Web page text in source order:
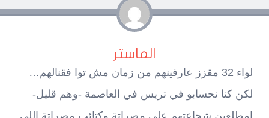
الماستر
لواء 32 مقزز عارفينهم من زمان مش توا فقنالهم…
لكن كنا نحسابو في تريس في العاصمة -وهم قليل-
امطلعين شجاعتهم على مصراتة وكتائب مصراتة اللي